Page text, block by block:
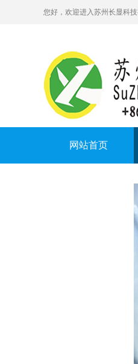
您好，欢迎进入苏州长显科
网站首页